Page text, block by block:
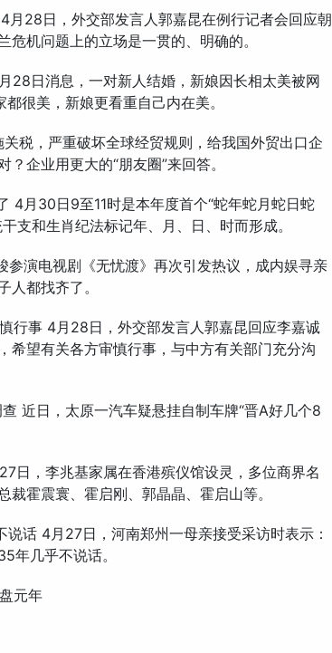
月28日，外交部发言人郭嘉昆在例行记者会回应朝
机问题上的立场是一贯的、明确的。
28日消息，一对新人结婚，新娘因长相太美被网
很美，新娘更看重自己内在美。
税，严重破坏全球经贸规则，给我国外贸出口企
企业用更大的“朋友圈”来回答。
4月30日9至11时是本年度首个“蛇年蛇月蛇日蛇
支和生肖纪法标记年、月、日、时而形成。
演电视剧《无忧渡》再次引发热议，成内娱寻亲
人都找齐了。
行事 4月28日，外交部发言人郭嘉昆回应李嘉诚
希望有关各方审慎行事，与中方有关部门充分沟
近日，太原一汽车疑悬挂自制车牌“晋A好几个8
日，李兆基家属在香港殡仪馆设灵，多位商界名
裁霍震寰、霍启刚、郭晶晶、霍启山等。
话 4月27日，河南郑州一母亲接受采访时表示：
年几乎不说话。
元年